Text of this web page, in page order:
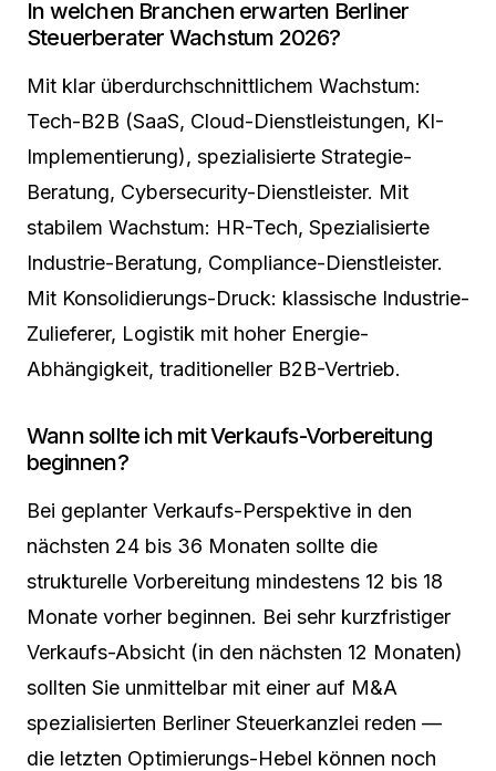
In welchen Branchen erwarten Berliner
Steuerberater Wachstum 2026?
Mit klar überdurchschnittlichem Wachstum:
Tech-B2B (SaaS, Cloud-Dienstleistungen, KI-
Implementierung), spezialisierte Strategie-
Beratung, Cybersecurity-Dienstleister. Mit
stabilem Wachstum: HR-Tech, Spezialisierte
Industrie-Beratung, Compliance-Dienstleister.
Mit Konsolidierungs-Druck: klassische Industrie-
Zulieferer, Logistik mit hoher Energie-
Abhängigkeit, traditioneller B2B-Vertrieb.
Wann sollte ich mit Verkaufs-Vorbereitung
beginnen?
Bei geplanter Verkaufs-Perspektive in den
nächsten 24 bis 36 Monaten sollte die
strukturelle Vorbereitung mindestens 12 bis 18
Monate vorher beginnen. Bei sehr kurzfristiger
Verkaufs-Absicht (in den nächsten 12 Monaten)
sollten Sie unmittelbar mit einer auf M&A
spezialisierten Berliner Steuerkanzlei reden —
die letzten Optimierungs-Hebel können noch